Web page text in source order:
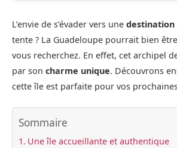
L’envie de s’évader vers une destination
tente ? La Guadeloupe pourrait bien
vous recherchez. En effet, cet archipel
par son charme unique. Découvrons
cette île est parfaite pour vos
Sommaire
Une île accueillante et authentique